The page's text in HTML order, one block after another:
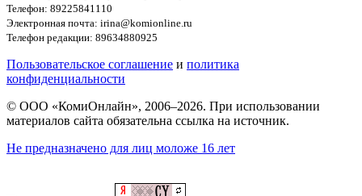
Телефон: 89225841110
Электронная почта: irina@komionline.ru
Телефон редакции: 89634880925
Пользовательское соглашение и политика
конфиденциальности
© ООО «КомиОнлайн», 2006–2026. При использовании
материалов сайта обязательна ссылка на источник.
Не предназначено для лиц моложе 16 лет